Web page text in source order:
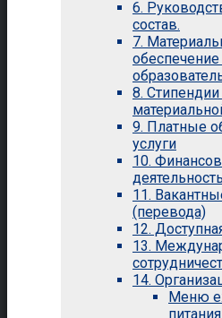
6.
состав.
7.
8.
9. Платные
услуги
10.
деятельность
11.
(перевода)
12.
13.
14.
Меню